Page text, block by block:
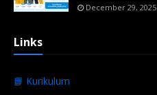
December 29, 2025
Links
📘 Kurikulum